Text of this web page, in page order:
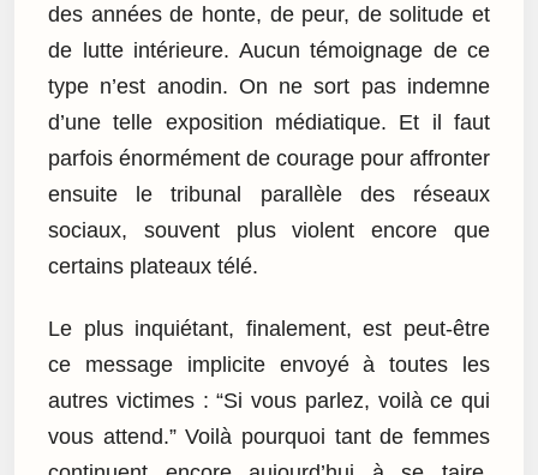
des années de honte, de peur, de solitude et
de lutte intérieure. Aucun témoignage de ce
type n’est anodin. On ne sort pas indemne
d’une telle exposition médiatique. Et il faut
parfois énormément de courage pour affronter
ensuite le tribunal parallèle des réseaux
sociaux, souvent plus violent encore que
certains plateaux télé.
Le plus inquiétant, finalement, est peut-être
ce message implicite envoyé à toutes les
autres victimes : “Si vous parlez, voilà ce qui
vous attend.” Voilà pourquoi tant de femmes